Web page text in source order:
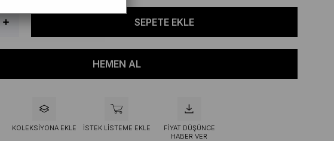
KOLEKSIYONA EKLE İSTEK LISTEME EKLE
FIYAT DÜŞÜNCE
HABER VER